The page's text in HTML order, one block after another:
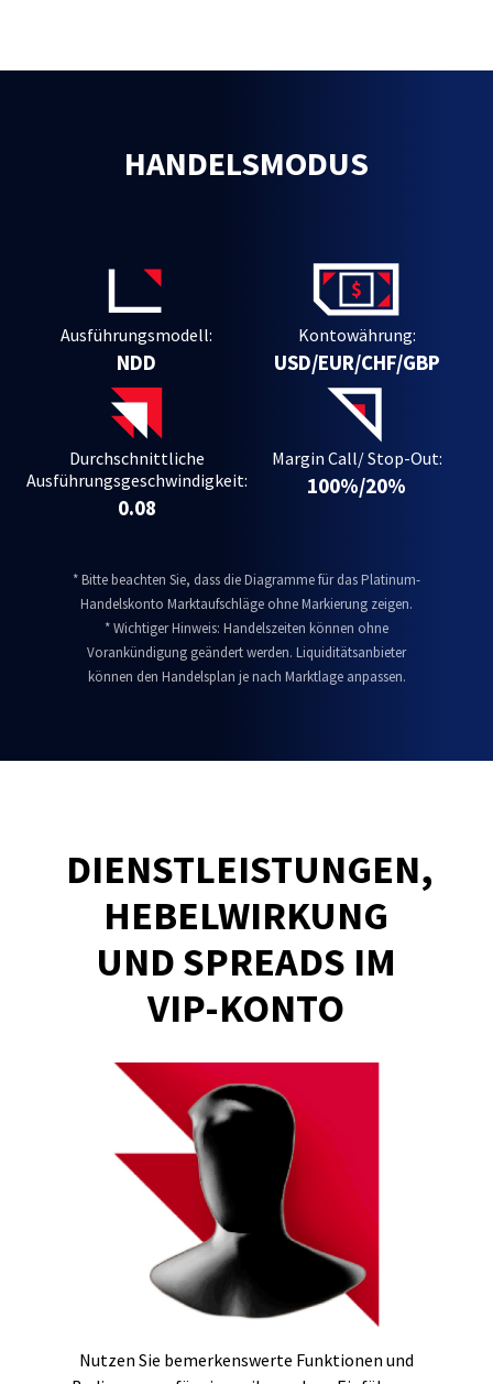
HANDELSMODUS
Ausführungsmodell:
NDD
Kontowährung:
USD/EUR/CHF/GBP
Durchschnittliche
Ausführungsgeschwindigkeit:
0.08
Margin Call/ Stop-Out:
100%/20%
* Bitte beachten Sie, dass die Diagramme für das Platinum-
Handelskonto Marktaufschläge ohne Markierung zeigen.
* Wichtiger Hinweis: Handelszeiten können ohne
Vorankündigung geändert werden. Liquiditätsanbieter
können den Handelsplan je nach Marktlage anpassen.
DIENSTLEISTUNGEN,
HEBELWIRKUNG
UND SPREADS IM
VIP-KONTO
Nutzen Sie bemerkenswerte Funktionen und